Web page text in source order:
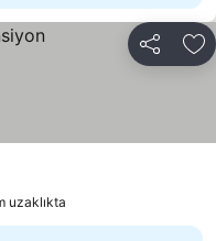
Paylaş
uzaklıkta